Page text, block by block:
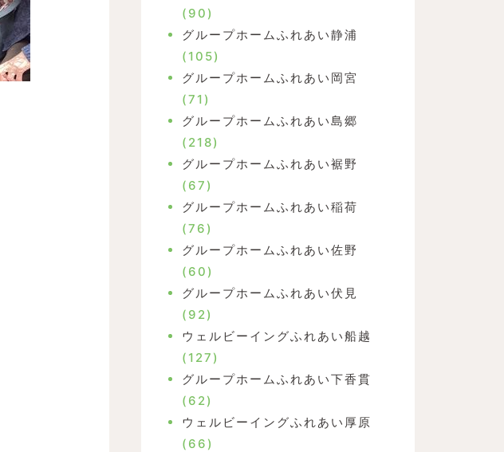
(90)
グループホームふれあい静浦
(105)
グループホームふれあい岡宮
(71)
グループホームふれあい島郷
(218)
グループホームふれあい裾野
(67)
グループホームふれあい稲荷
(76)
グループホームふれあい佐野
(60)
グループホームふれあい伏見
(92)
ウェルビーイングふれあい船越
(127)
グループホームふれあい下香貫
(62)
ウェルビーイングふれあい厚原
(66)